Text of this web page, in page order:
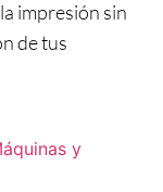
impresión sin
de tus
y